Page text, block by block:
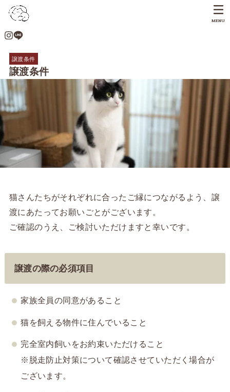
MENU
譲渡条件
譲渡条件
猫さんたちがそれぞれに合ったご縁につながるよう、譲
渡にあたってお願いごとがございます。
ご確認のうえ、ご検討いただけますと幸いです。
譲渡の際の必須項目
家族全員の同意があること
猫を飼える物件に住んでいること
完全室内飼いをお約束いただけること
※脱走防止対策について確認させていただく場合が
ございます。